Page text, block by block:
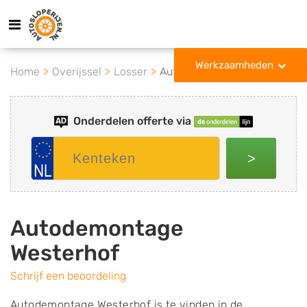
Werkzaamheden
Home Overijssel Losser Autodemontage Westerhof
Onderdelen offerte via
>
Autodemontage
Westerhof
Schrijf een beoordeling